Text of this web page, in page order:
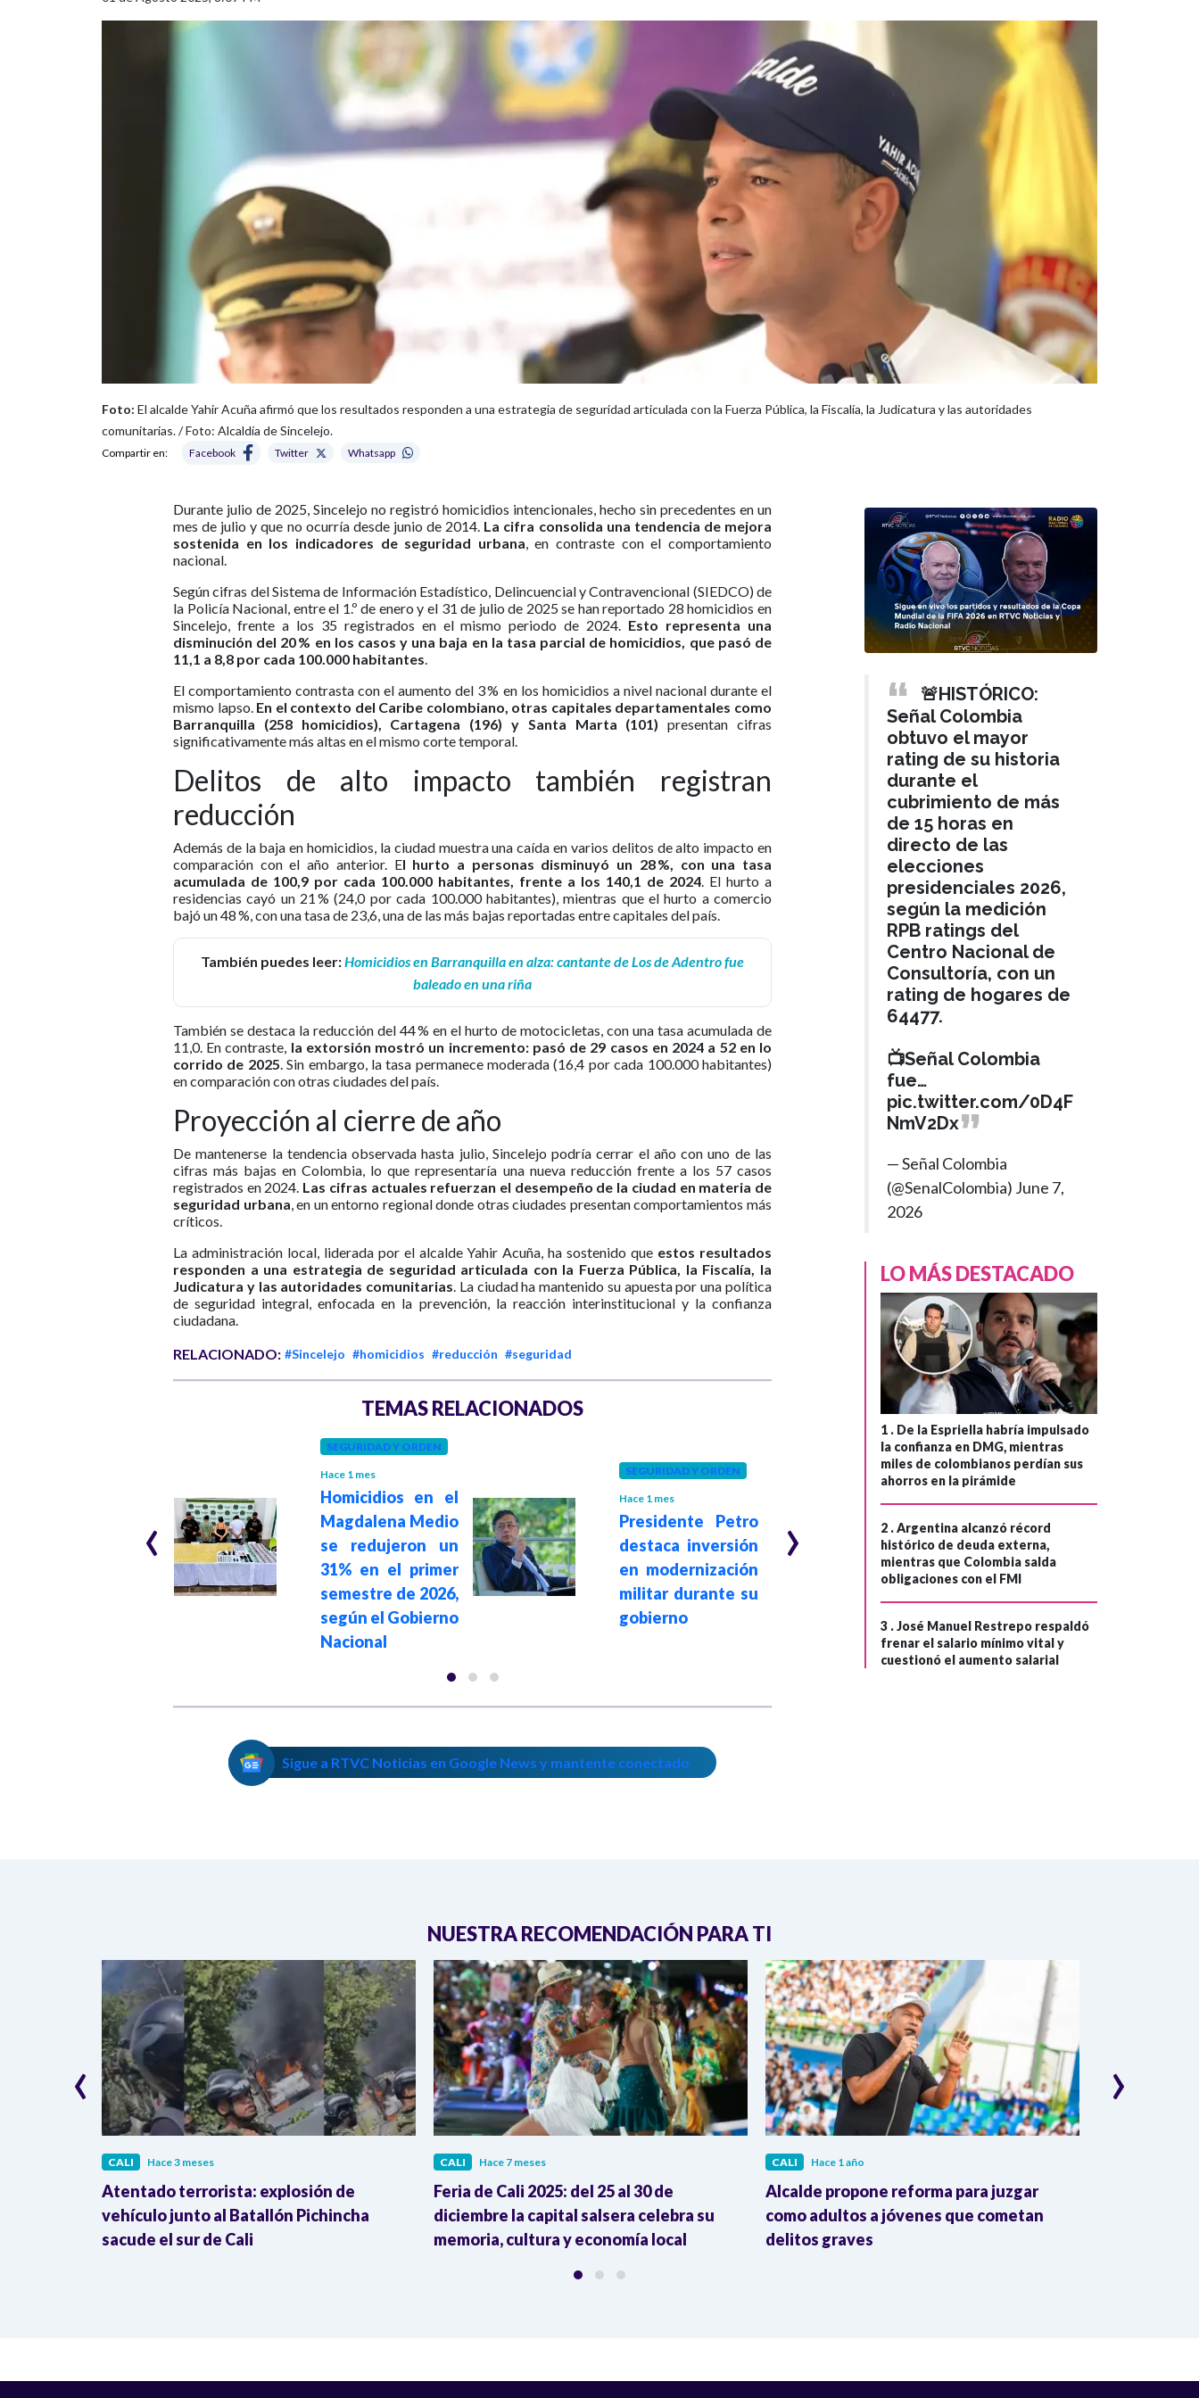
Foto: El alcalde Yahir Acuña afirmó que los resultados responden a una estrategia de seguridad articulada con la Fuerza Pública, la Fiscalía, la Judicatura y las autoridades
comunitarias. / Foto: Alcaldía de Sincelejo.
Compartir en: Facebook Twitter Whatsapp
Durante julio de 2025, Sincelejo no registró homicidios intencionales, hecho sin precedentes en un
mes de julio y que no ocurría desde junio de 2014. La cifra consolida una tendencia de mejora
sostenida en los indicadores de seguridad urbana, en contraste con el comportamiento
nacional.
Según cifras del Sistema de Información Estadístico, Delincuencial y Contravencional (SIEDCO) de
la Policía Nacional, entre el 1.º de enero y el 31 de julio de 2025 se han reportado 28 homicidios en
Sincelejo, frente a los 35 registrados en el mismo periodo de 2024. Esto representa una
disminución del 20 % en los casos y una baja en la tasa parcial de homicidios, que pasó de
11,1 a 8,8 por cada 100.000 habitantes.
El comportamiento contrasta con el aumento del 3 % en los homicidios a nivel nacional durante el
mismo lapso. En el contexto del Caribe colombiano, otras capitales departamentales como
Barranquilla (258 homicidios), Cartagena (196) y Santa Marta (101) presentan cifras
significativamente más altas en el mismo corte temporal.
Delitos de alto impacto también registran
reducción
Además de la baja en homicidios, la ciudad muestra una caída en varios delitos de alto impacto en
comparación con el año anterior. El hurto a personas disminuyó un 28 %, con una tasa
acumulada de 100,9 por cada 100.000 habitantes, frente a los 140,1 de 2024. El hurto a
residencias cayó un 21 % (24,0 por cada 100.000 habitantes), mientras que el hurto a comercio
bajó un 48 %, con una tasa de 23,6, una de las más bajas reportadas entre capitales del país.
También puedes leer:Homicidios en Barranquilla en alza: cantante de Los de Adentro fue
baleado en una riña
También se destaca la reducción del 44 % en el hurto de motocicletas, con una tasa acumulada de
11,0. En contraste, la extorsión mostró un incremento: pasó de 29 casos en 2024 a 52 en lo
corrido de 2025. Sin embargo, la tasa permanece moderada (16,4 por cada 100.000 habitantes)
en comparación con otras ciudades del país.
Proyección al cierre de año
De mantenerse la tendencia observada hasta julio, Sincelejo podría cerrar el año con uno de las
cifras más bajas en Colombia, lo que representaría una nueva reducción frente a los 57 casos
registrados en 2024. Las cifras actuales refuerzan el desempeño de la ciudad en materia de
seguridad urbana, en un entorno regional donde otras ciudades presentan comportamientos más
críticos.
La administración local, liderada por el alcalde Yahir Acuña, ha sostenido que estos resultados
responden a una estrategia de seguridad articulada con la Fuerza Pública, la Fiscalía, la
Judicatura y las autoridades comunitarias. La ciudad ha mantenido su apuesta por una política
de seguridad integral, enfocada en la prevención, la reacción interinstitucional y la confianza
ciudadana.
RELACIONADO: #Sincelejo #homicidios #reducción #seguridad
TEMAS RELACIONADOS
presidenciales en
SEGURIDAD Y ORDEN
Hace 1 mes
Homicidios en el
Magdalena Medio
se redujeron un
31% en el primer
semestre de 2026,
según el Gobierno
Nacional
SEGURIDAD Y ORDEN
Hace 1 mes
Presidente Petro
destaca inversión
en modernización
militar durante su
gobierno
GOBIERNO Hace 1 mes
Gobierno del
presidente Petro
se compromete
con la seguridad
del país
‹ ›
Sigue a RTVC Noticias en Google News y mantente conectado
🚨HISTÓRICO:
Señal Colombia
obtuvo el mayor
rating de su historia
durante el
cubrimiento de más
de 15 horas en
directo de las
elecciones
presidenciales 2026,
según la medición
RPB ratings del
Centro Nacional de
Consultoría, con un
rating de hogares de
64477.
📺Señal Colombia
fue…
pic.twitter.com/0D4F
NmV2Dx
— Señal Colombia
(@SenalColombia) June 7,
2026
LO MÁS DESTACADO
1 . De la Espriella habría impulsado
la confianza en DMG, mientras
miles de colombianos perdían sus
ahorros en la pirámide
2 .Argentina alcanzó récord
histórico de deuda externa,
mientras que Colombia salda
obligaciones con el FMI
3 .José Manuel Restrepo respaldó
frenar el salario mínimo vital y
cuestionó el aumento salarial
NUESTRA RECOMENDACIÓN PARA TI
CALI Hace 3 meses
Atentado terrorista: explosión de
vehículo junto al Batallón Pichincha
sacude el sur de Cali
CALI Hace 7 meses
Feria de Cali 2025: del 25 al 30 de
diciembre la capital salsera celebra su
memoria, cultura y economía local
CALI Hace 1 año
Alcalde propone reforma para juzgar
como adultos a jóvenes que cometan
delitos graves
‹ ›